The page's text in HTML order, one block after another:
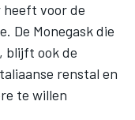
heeft voor de
De Monegask die
blijft ook de
renstal en
te willen